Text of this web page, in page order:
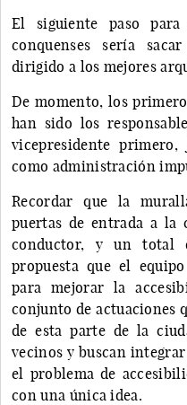
El siguiente paso
conquenses sería
dirigido a los mejores
De momento, los
han sido los
vicepresidente
como administración
Recordar que la
puertas de entrada a la
conductor, y un total
propuesta que el
para mejorar la
conjunto de actuaciones
de esta parte de la
vecinos y buscan
el problema de
con una única idea.